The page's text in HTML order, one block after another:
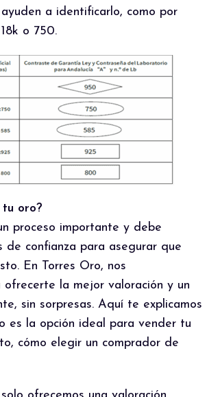
a identificarlo, como por
o 750.
tu oro?
proceso importante y debe
de confianza para asegurar que
En Torres Oro, nos
ofrecerte la mejor valoración y un
sin sorpresas. Aquí te explicamos
es la opción ideal para vender tu
cómo elegir un comprador de